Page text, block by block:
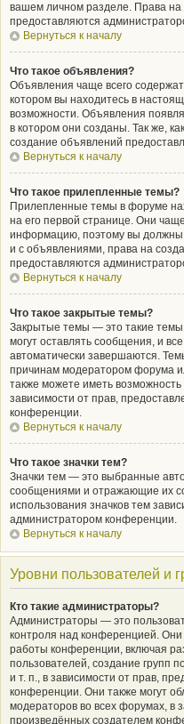
вашем личном разделе. Права
предоставляются
Вернуться к началу
Что такое объявления?
Объявления чаще всего
котором вы находитесь в
возможности. Объявления
в котором они созданы. Так же,
создание объявлений
Вернуться к началу
Что такое прилепленные темы?
Прилепленные темы в форуме
на его первой странице. Они
информацию, поэтому вы должны
и с объявлениями, права на
предоставляются
Вернуться к началу
Что такое закрытые темы?
Закрытые темы — это такие
могут оставлять сообщения, и
автоматически завершаются.
причинам модератором форума
также можете иметь
зависимости от прав,
конференции.
Вернуться к началу
Что такое значки тем?
Значки тем — это выбранные
сообщениями и отражающие их
использования значков тем
администратором конференции.
Вернуться к началу
Уровни пользователей и
Кто такие администраторы?
Администраторы — это
контроля над конференцией. Они
работы конференции, включая
пользователей, создание групп
и т. п., в зависимости от прав,
конференции. Они также могут
модераторов во всех форумах, в
произведённых создателем